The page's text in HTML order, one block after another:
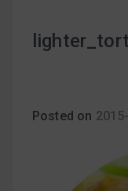
析：成分、營
Posted on